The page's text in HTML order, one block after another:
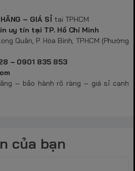
– GIÁ SỈ tại TP.HCM
uy tín tại TP. Hồ Chí Minh
Quân, P. Hòa Bình, TP.HCM (Phường
– 0901 835 853
– bảo hành rõ ràng – giá sỉ cạnh
của bạn